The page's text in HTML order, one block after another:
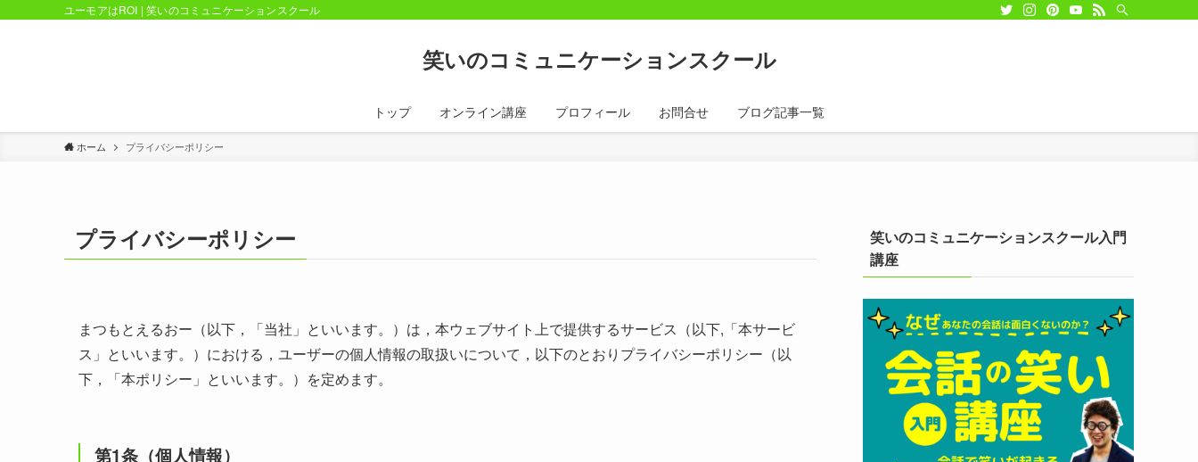
ユーモアはROI | 笑いのコミュニケーションスクール
笑いのコミュニケーションスクール
トップ オンライン講座 プロフィール お問合せ ブログ記事一覧
ホーム プライバシーポリシー
プライバシーポリシー
まつもとえるおー（以下，「当社」といいます。）は，本ウェブサイト上で提供するサービス（以下,「本サービ
ス」といいます。）における，ユーザーの個人情報の取扱いについて，以下のとおりプライバシーポリシー（以
下，「本ポリシー」といいます。）を定めます。
第1条（個人情報）
笑いのコミュニケーションスクール入門
講座